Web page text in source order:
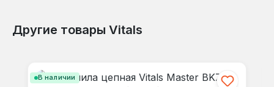
Другие товары Vitals
В наличии